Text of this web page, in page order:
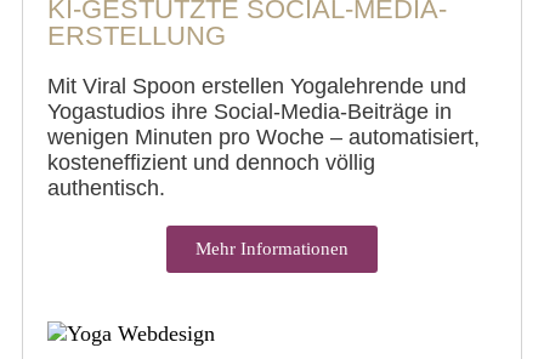
KI-GESTÜTZTE SOCIAL-MEDIA-
ERSTELLUNG
Mit Viral Spoon erstellen Yogalehrende und
Yogastudios ihre Social-Media-Beiträge in
wenigen Minuten pro Woche – automatisiert,
kosteneffizient und dennoch völlig
authentisch.
Mehr Informationen